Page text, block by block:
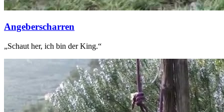
Angeberscharren
„Schaut her, ich bin der King.“